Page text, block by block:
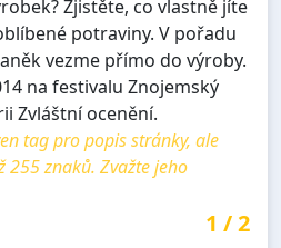
Zjistěte, co vlastně jíte
potraviny. V pořadu
vezme přímo do výroby.
na festivalu Znojemský
Zvláštní ocenění.
tag pro popis stránky, ale
255 znaků. Zvažte jeho
1 /2